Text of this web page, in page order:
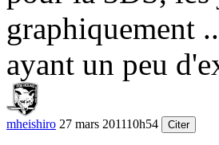
graphiquement
ayant un peu
mheishiro 27 mars 201110h54 Citer